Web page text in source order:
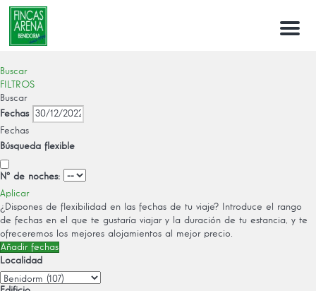
Menu
Buscar
FILTROS
Buscar
Fechas
Fechas
Búsqueda flexible
Nº de noches:
Aplicar
¿Dispones de flexibilidad en las fechas de tu viaje?
Introduce el rango
de fechas en el que te gustaría viajar y la duración de tu estancia, y te
ofreceremos los mejores alojamientos al mejor precio.
Añadir fechas
Localidad